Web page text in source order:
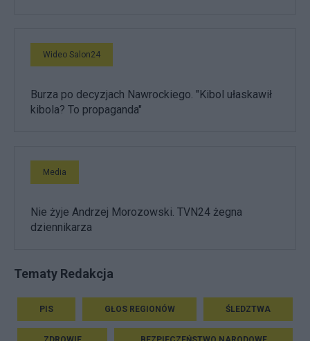
Wideo Salon24
Burza po decyzjach Nawrockiego. "Kibol ułaskawił
kibola? To propaganda"
Media
Nie żyje Andrzej Morozowski. TVN24 żegna
dziennikarza
Tematy Redakcja
PIS GŁOS REGIONÓW ŚLEDZTWA